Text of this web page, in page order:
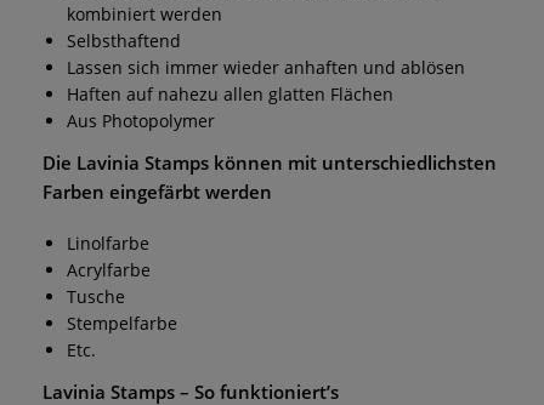
kombiniert werden
Selbsthaftend
Lassen sich immer wieder anhaften und ablösen
Haften auf nahezu allen glatten Flächen
Aus Photopolymer
Die Lavinia Stamps können mit unterschiedlichsten
Farben eingefärbt werden
Linolfarbe
Acrylfarbe
Tusche
Stempelfarbe
Etc.
Lavinia Stamps – So funktioniert’s